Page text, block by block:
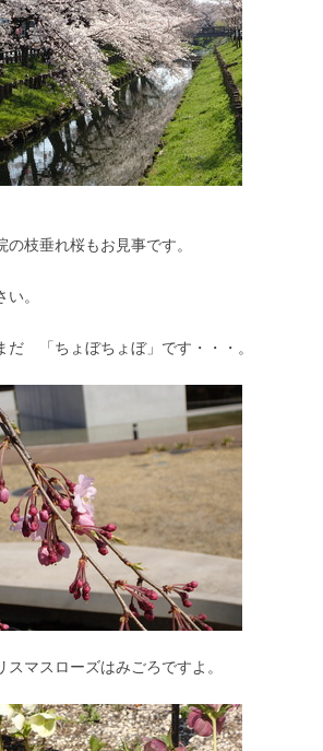
の枝垂れ桜もお見事です。
。
だ 「ちょぼちょぼ」です・・・。
マスローズはみごろですよ。